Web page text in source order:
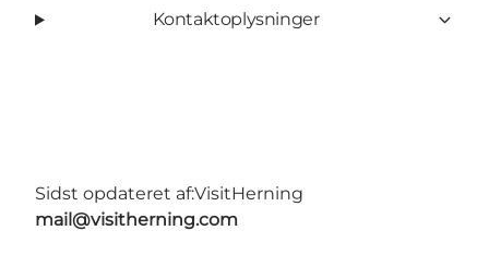
Kontaktoplysninger
Sidst opdateret af:VisitHerning
mail@visitherning.com